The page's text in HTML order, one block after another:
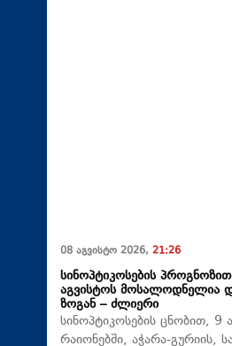
08 აგვისტო 2026, 21:26
სინოპტიკოსების
აგვისტოს მოსალოდნელია
ზოგან – ძლიერი
სინოპტიკოსების ცნობით, 9
რაიონებში, აჭარა-გურიის,